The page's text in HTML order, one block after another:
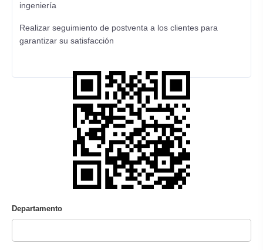
ingeniería
Realizar seguimiento de postventa a los clientes para
garantizar su satisfacción
Departamento